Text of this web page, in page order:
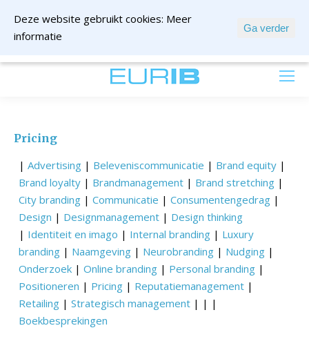
Pricing
| Advertising | Beleveniscommunicatie | Brand equity |
Brand loyalty | Brandmanagement | Brand stretching |
City branding | Communicatie | Consumentengedrag |
Design | Designmanagement | Design thinking
| Identiteit en imago | Internal branding | Luxury
branding | Naamgeving | Neurobranding | Nudging |
Onderzoek | Online branding | Personal branding |
Positioneren | Pricing | Reputatiemanagement |
Retailing | Strategisch management | | |
Boekbesprekingen
Deze website gebruikt cookies: Meer
informatie
Ga verder